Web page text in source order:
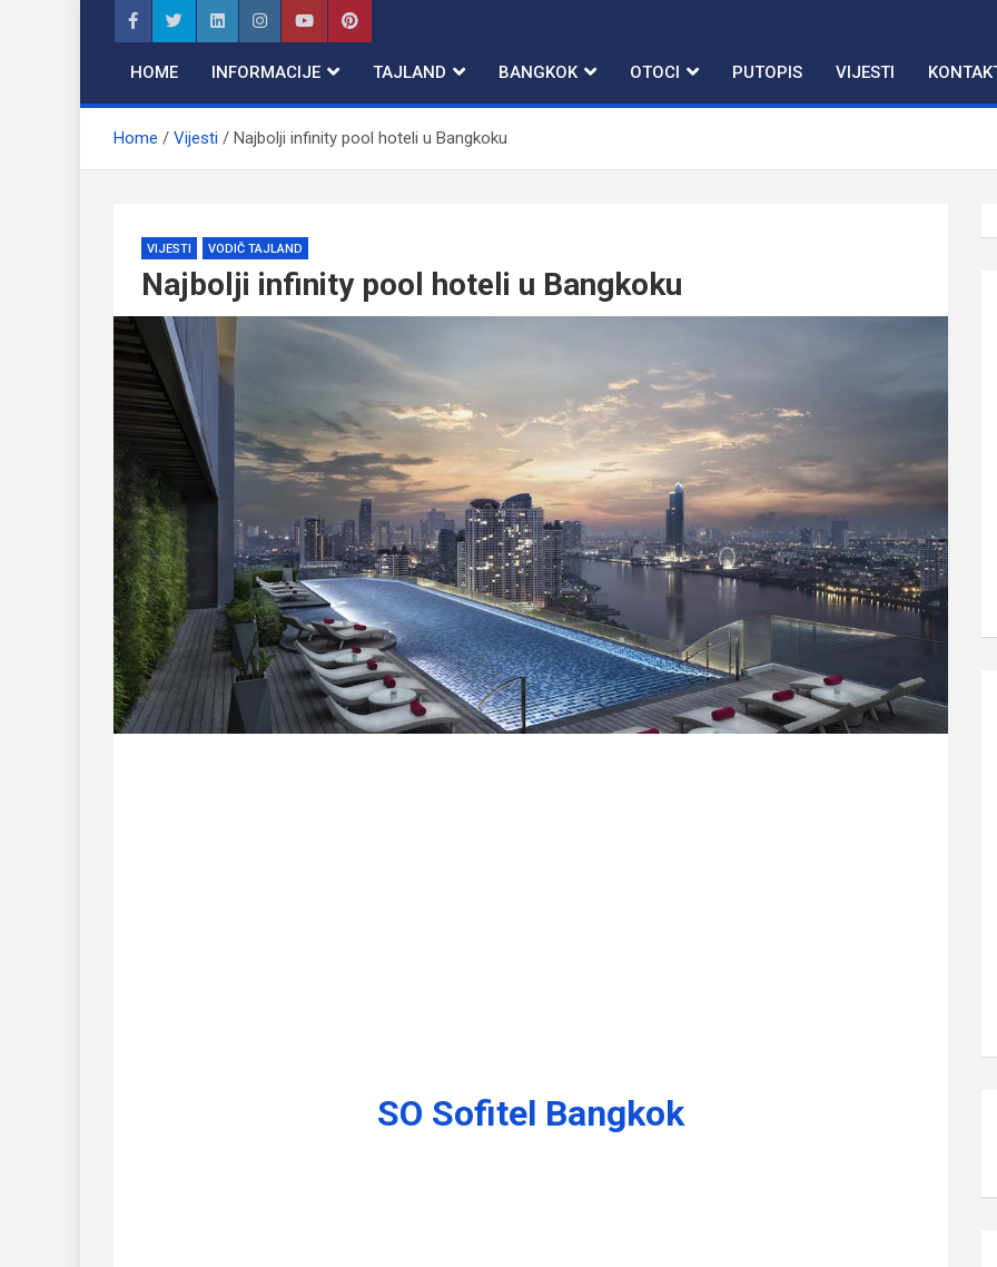
contentHOME INFORMACIJE TAJLAND BANGKOK OTOCI PUTOPIS VIJESTI
Home Vijesti Najbolji infinity pool hoteli u Bangkoku
VIJESTI VODIČ TAJLAND
Najbolji infinity pool hoteli u Bangkoku
SO Sofitel Bangkok